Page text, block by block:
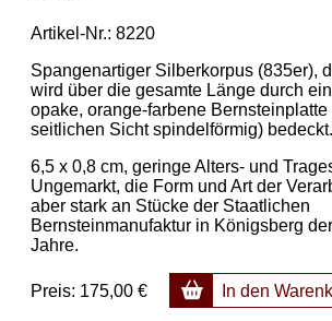
Artikel-Nr.: 8220
Spangenartiger Silberkorpus (835er),
wird über die gesamte Länge durch
opake, orange-farbene Bernsteinplatte
seitlichen Sicht spindelförmig)
6,5 x 0,8 cm, geringe Alters- und
Ungemarkt, die Form und Art der
aber stark an Stücke der Staatlichen
Bernsteinmanufaktur in Königsberg
Jahre.
Preis: 175,00 € In den